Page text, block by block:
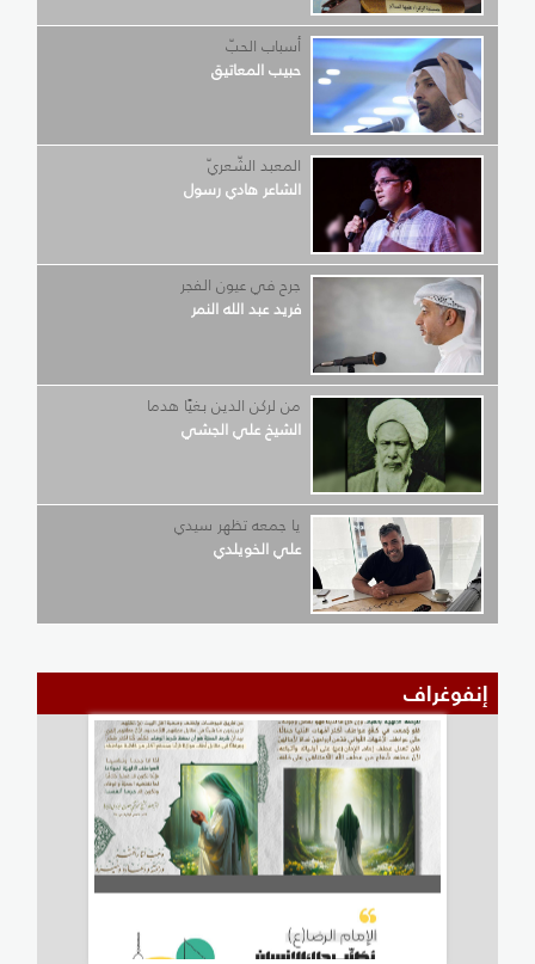
أسباب الحبّ
حبيب المعاتيق
المعبد الشّعريّ
الشاعر هادي رسول
جرح في عيون الفجر
فريد عبد الله النمر
من لركن الدين بغيًا هدما
الشيخ علي الجشي
يا جمعه تظهر سيدي
علي الخويلدي
إنفوغراف